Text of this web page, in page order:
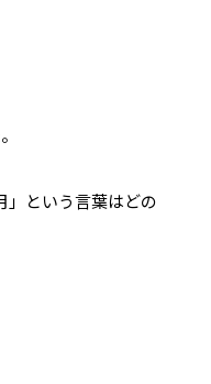
」という言葉はどの